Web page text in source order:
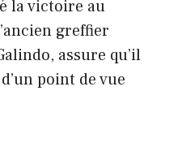
la victoire au
greffier
assure qu’il
point de vue